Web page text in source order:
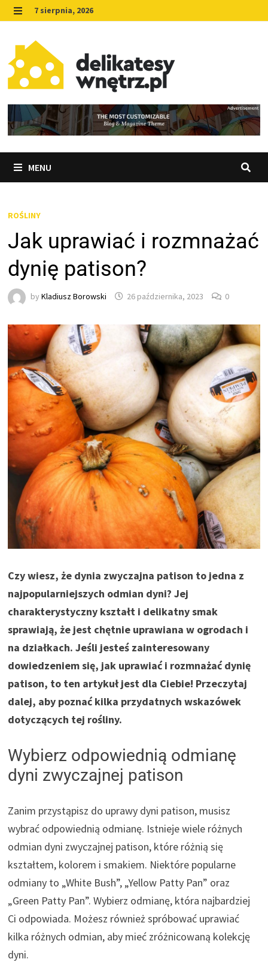
Skip
to
content
MENU
7 sierpnia, 2026
MENU
ROŚLINY
Jak uprawiać i rozmnażać
dynię patison?
byKladiusz Borowski 26 października, 2023 0
Czy wiesz, że dynia zwyczajna patison to jedna z
najpopularniejszych odmian dyni? Jej
charakterystyczny kształt i delikatny smak
sprawiają, że jest chętnie uprawiana w ogrodach i
na działkach. Jeśli jesteś zainteresowany
dowiedzeniem się, jak uprawiać i rozmnażać dynię
patison, to ten artykuł jest dla Ciebie! Przeczytaj
dalej, aby poznać kilka przydatnych wskazówek
dotyczących tej rośliny.
Wybierz odpowiednią odmianę
dyni zwyczajnej patison
Zanim przystąpisz do uprawy dyni patison, musisz
wybrać odpowiednią odmianę. Istnieje wiele różnych
odmian dyni zwyczajnej patison, które różnią się
kształtem, kolorem i smakiem. Niektóre popularne
odmiany to „White Bush”, „Yellow Patty Pan” oraz
„Green Patty Pan”. Wybierz odmianę, która najbardziej
Ci odpowiada. Możesz również spróbować uprawiać
kilka różnych odmian, aby mieć zróżnicowaną kolekcję
dyni.